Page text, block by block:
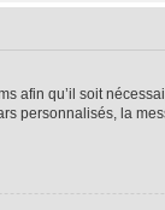
afin qu’il soit
la